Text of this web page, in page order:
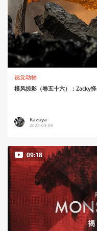
视觉动物
模风掠影（卷五十六）：Zacky
Kazuya
2023-03-09
09:18